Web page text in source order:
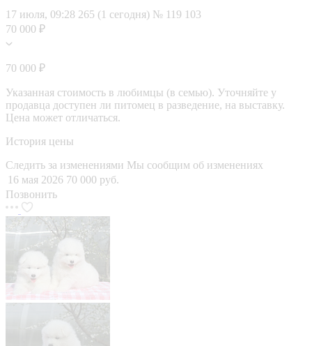
17 июля, 09:28 265 (1 сегодня) № 119 103
70 000 ₽
70 000 ₽
Указанная стоимость в любимцы (в семью). Уточняйте у
продавца доступен ли питомец в разведение, на выставку.
Цена может отличаться.
История цены
Следить за изменениями Мы сообщим об изменениях
16 мая 2026 70 000 руб.
Позвонить